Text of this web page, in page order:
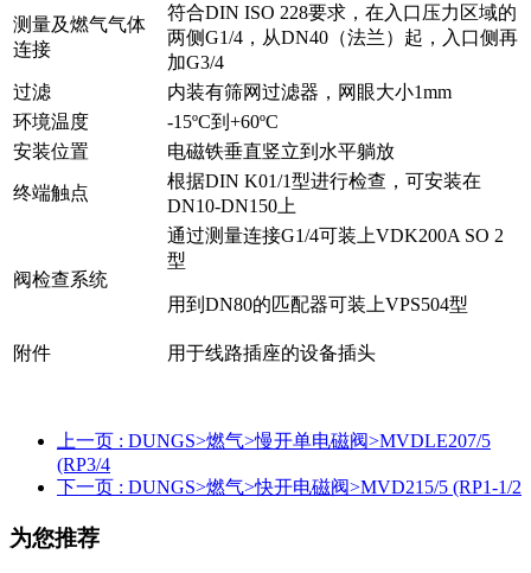
测量及燃气气体
连接
符合DIN ISO 228要求，在入口压力区域的
两侧G1/4，从DN40（法兰）起，入口侧再
加G3/4
过滤
内装有筛网过滤器，网眼大小1mm
环境温度
-15ºC到+60ºC
安装位置
电磁铁垂直竖立到水平躺放
终端触点
根据DIN K01/1型进行检查，可安装在
DN10-DN150上
阀检查系统
通过测量连接G1/4可装上VDK200A SO 2
型
用到DN80的匹配器可装上VPS504型
附件 用于线路插座的设备插头
上一页 : DUNGS>燃气>慢开单电磁阀>MVDLE207/5
(RP3/4
下一页 : DUNGS>燃气>快开电磁阀>MVD215/5 (RP1-1/2
为您推荐